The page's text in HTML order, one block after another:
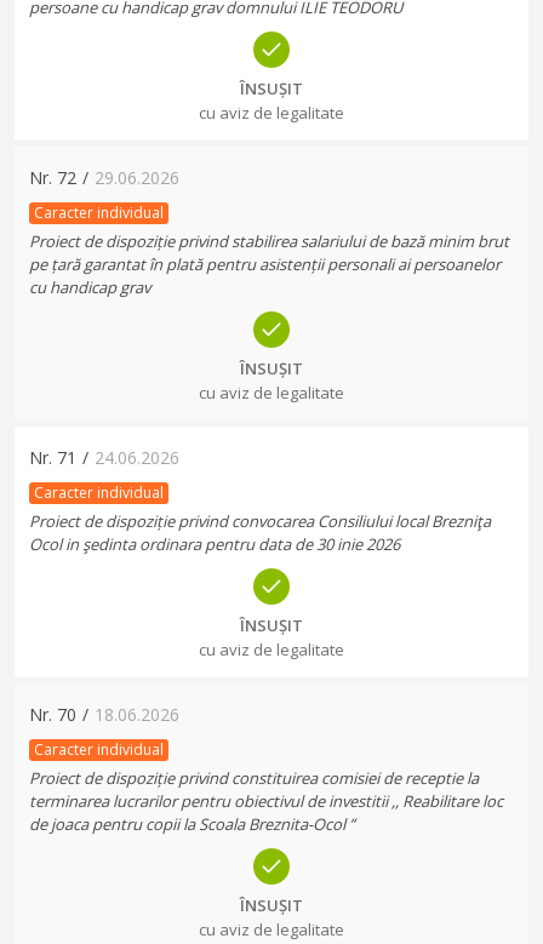
persoane cu handicap grav domnului ILIE TEODORU
ÎNSUȘIT
cu aviz de legalitate
Nr. 72 / 29.06.2026
Caracter individual
Proiect de dispoziție privind stabilirea salariului de bază minim brut
pe țară garantat în plată pentru asistenții personali ai persoanelor
cu handicap grav
ÎNSUȘIT
cu aviz de legalitate
Nr. 71 / 24.06.2026
Caracter individual
Proiect de dispoziție privind convocarea Consiliului local Brezniţa
Ocol in şedinta ordinara pentru data de 30 inie 2026
ÎNSUȘIT
cu aviz de legalitate
Nr. 70 / 18.06.2026
Caracter individual
Proiect de dispoziție privind constituirea comisiei de receptie la
terminarea lucrarilor pentru obiectivul de investitii ,, Reabilitare loc
de joaca pentru copii la Scoala Breznita-Ocol ”
ÎNSUȘIT
cu aviz de legalitate